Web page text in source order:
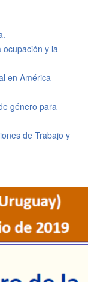
y la
en América
género para
de Trabajo y